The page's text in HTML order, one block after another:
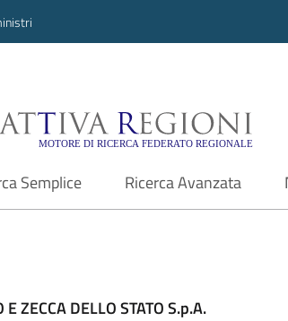
Regioni -
Semplice Ricerca Avanzata
ZECCA DELLO STATO S.p.A.